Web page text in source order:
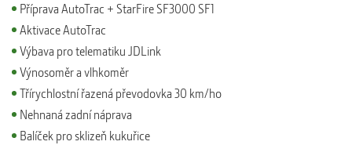
Příprava AutoTrac + StarFire SF3000 SF1
Aktivace AutoTrac
Výbava pro telematiku JDLink
Výnosoměr a vlhkoměr
Třírychlostní řazená převodovka 30 km/ho
Nehnaná zadní náprava
Balíček pro sklizeň kukuřice